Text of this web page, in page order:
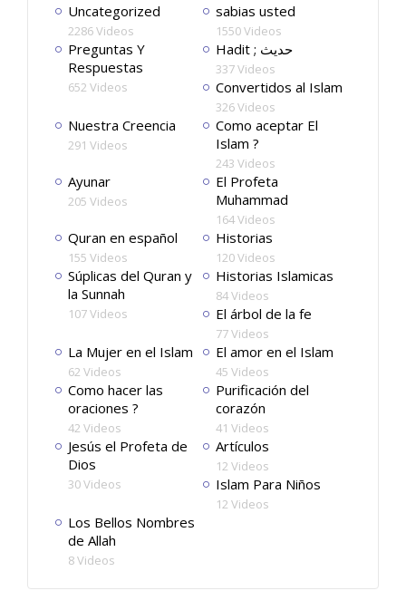
Uncategorized
2286 Videos
sabias usted
1550 Videos
Preguntas Y
Respuestas
652 Videos
Hadit ; حديث
337 Videos
Convertidos al Islam
326 Videos
Nuestra Creencia
291 Videos
Como aceptar El
Islam ?
243 Videos
Ayunar
205 Videos
El Profeta
Muhammad
164 Videos
Quran en español
155 Videos
Historias
120 Videos
Súplicas del Quran y
la Sunnah
107 Videos
Historias Islamicas
84 Videos
El árbol de la fe
77 Videos
La Mujer en el Islam
62 Videos
El amor en el Islam
45 Videos
Como hacer las
oraciones ?
42 Videos
Purificación del
corazón
41 Videos
Jesús el Profeta de
Dios
30 Videos
Artículos
12 Videos
Islam Para Niños
12 Videos
Los Bellos Nombres
de Allah
8 Videos